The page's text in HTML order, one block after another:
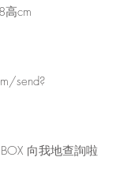
cm
send?
向我地查詢啦